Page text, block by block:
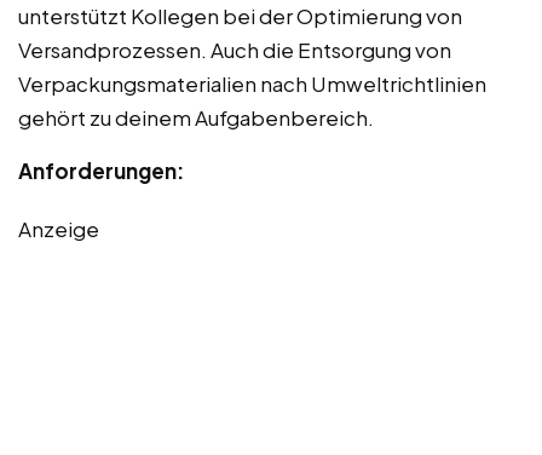
unterstützt Kollegen bei der Optimierung von
Versandprozessen. Auch die Entsorgung von
Verpackungsmaterialien nach Umweltrichtlinien
gehört zu deinem Aufgabenbereich.
Anforderungen:
Anzeige